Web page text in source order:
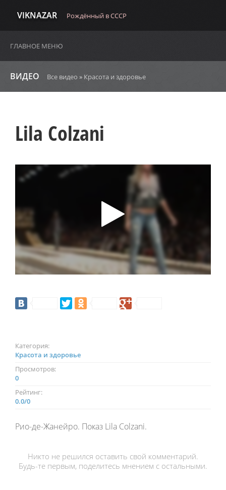
VIKNAZAR Рождённый в СССР
ГЛАВНОЕ МЕНЮ
ВИДЕО Все видео » Красота и здоровье
Lila Colzani
Категория:
Красота и здоровье
Просмотров:
0
Рейтинг:
0.0/0
Рио-де-Жанейро. Показ Lila Colzani.
Никто не решился оставить свой комментарий.
Будь-те первым, поделитесь мнением с остальными.